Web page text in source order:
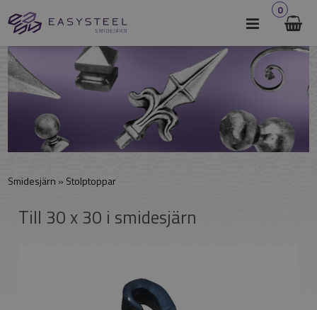
0
Smidesjärn » Stolptoppar
Till 30 x 30 i smidesjärn